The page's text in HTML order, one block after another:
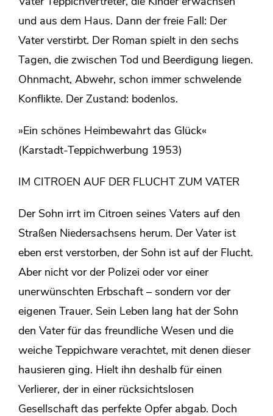
und aus dem Haus. Dann der freie Fall: Der
Vater verstirbt. Der Roman spielt in den sechs
Tagen, die zwischen Tod und Beerdigung liegen.
Ohnmacht, Abwehr, schon immer schwelende
Konflikte. Der Zustand: bodenlos.
»Ein schönes Heimbewahrt das Glück«
(Karstadt-Teppichwerbung 1953)
IM CITROEN AUF DER FLUCHT ZUM VATER
Der Sohn irrt im Citroen seines Vaters auf den
Straßen Niedersachsens herum. Der Vater ist
eben erst verstorben, der Sohn ist auf der Flucht.
Aber nicht vor der Polizei oder vor einer
unerwünschten Erbschaft – sondern vor der
eigenen Trauer. Sein Leben lang hat der Sohn
den Vater für das freundliche Wesen und die
weiche Teppichware verachtet, mit denen dieser
hausieren ging. Hielt ihn deshalb für einen
Verlierer, der in einer rücksichtslosen
Gesellschaft das perfekte Opfer abgab. Doch